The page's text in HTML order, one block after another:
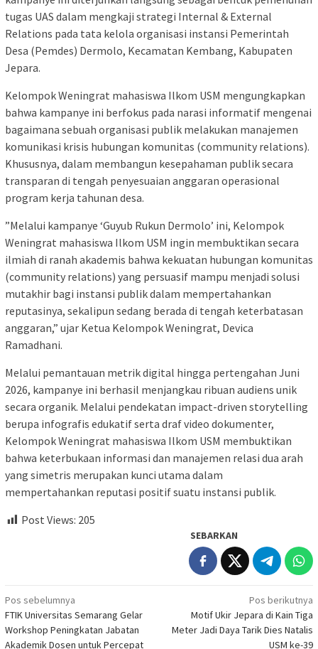
tugas UAS dalam mengkaji strategi Internal & External
Relations pada tata kelola organisasi instansi Pemerintah
Desa (Pemdes) Dermolo, Kecamatan Kembang, Kabupaten
Jepara.
​Kelompok Weningrat mahasiswa Ilkom USM mengungkapkan
bahwa kampanye ini berfokus pada narasi informatif mengenai
bagaimana sebuah organisasi publik melakukan manajemen
komunikasi krisis hubungan komunitas (community relations).
Khususnya, dalam membangun kesepahaman publik secara
transparan di tengah penyesuaian anggaran operasional
program kerja tahunan desa.
​”Melalui kampanye ‘Guyub Rukun Dermolo’ ini, Kelompok
Weningrat mahasiswa Ilkom USM ingin membuktikan secara
ilmiah di ranah akademis bahwa kekuatan hubungan komunitas
(community relations) yang persuasif mampu menjadi solusi
mutakhir bagi instansi publik dalam mempertahankan
reputasinya, sekalipun sedang berada di tengah keterbatasan
anggaran,” ujar Ketua Kelompok Weningrat, Devica
Ramadhani.
​Melalui pemantauan metrik digital hingga pertengahan Juni
2026, kampanye ini berhasil menjangkau ribuan audiens unik
secara organik. Melalui pendekatan impact-driven storytelling
berupa infografis edukatif serta draf video dokumenter,
Kelompok Weningrat mahasiswa Ilkom USM membuktikan
bahwa keterbukaan informasi dan manajemen relasi dua arah
yang simetris merupakan kunci utama dalam
mempertahankan reputasi positif suatu instansi publik.
Post Views: 205
SEBARKAN
Navigasi
pos
Pos sebelumnya
FTIK Universitas Semarang Gelar
Workshop Peningkatan Jabatan
Akademik Dosen untuk Percepat
Pos berikutnya
Motif Ukir Jepara di Kain Tiga
Meter Jadi Daya Tarik Dies Natalis
USM ke-39